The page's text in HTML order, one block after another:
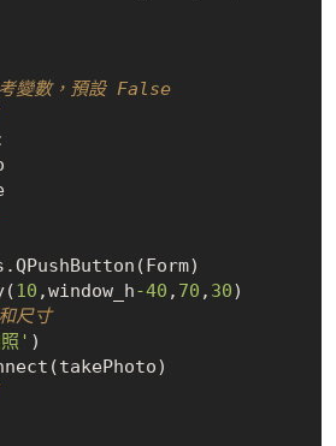
變數，預設 False
10 ,window_h-40 , 70 , 30
尺寸
' )